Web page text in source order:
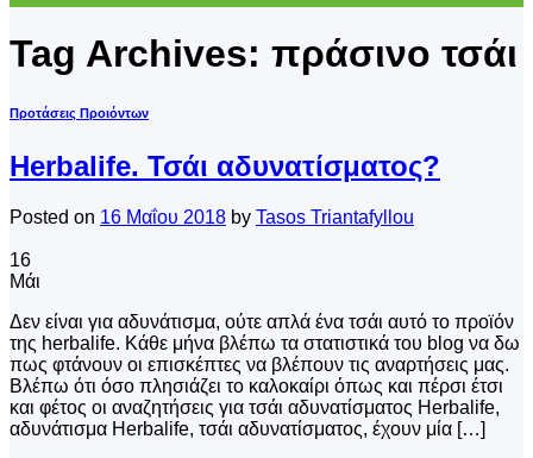
Tag Archives: πράσινο τσάι
Προτάσεις Προιόντων
Herbalife. Τσάι αδυνατίσματος?
Posted on 16 Μαΐου 2018 by Tasos Triantafyllou
16
Μάι
Δεν είναι για αδυνάτισμα, ούτε απλά ένα τσάι αυτό το προϊόν
της herbalife. Κάθε μήνα βλέπω τα στατιστικά του blog να δω
πως φτάνουν οι επισκέπτες να βλέπουν τις αναρτήσεις μας.
Βλέπω ότι όσο πλησιάζει το καλοκαίρι όπως και πέρσι έτσι
και φέτος οι αναζητήσεις για τσάι αδυνατίσματος Herbalife,
αδυνάτισμα Herbalife, τσάι αδυνατίσματος, έχουν μία […]